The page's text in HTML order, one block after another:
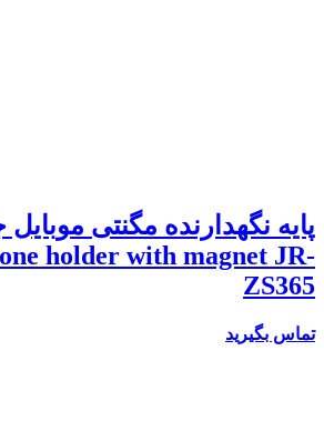
پایه نگهدارنده مگنتی
holder with magnet JR-
ZS365
تماس بگیرید